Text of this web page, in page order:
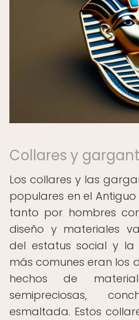
Collares y
Los collares y las
populares en el Antiguo
tanto por hombres
diseño y materiales
del estatus social y la
más comunes eran los
hechos de
semipreciosas,
esmaltada. Estos